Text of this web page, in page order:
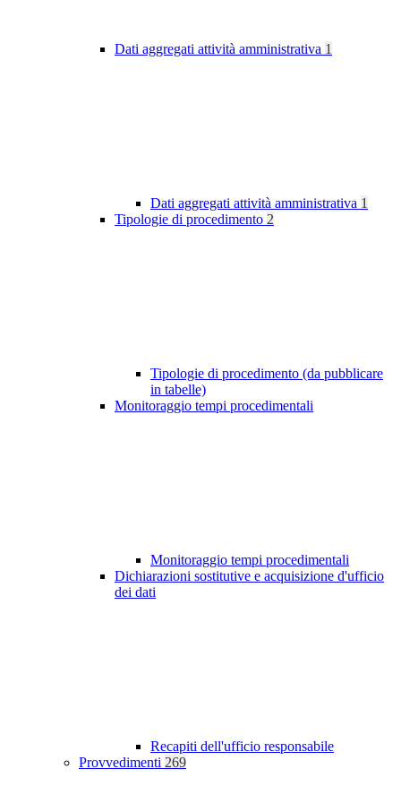
Dati aggregati attività amministrativa 1
Dati aggregati attività amministrativa 1
Tipologie di procedimento 2
Tipologie di procedimento (da pubblicare
in tabelle)
Monitoraggio tempi procedimentali
Monitoraggio tempi procedimentali
Dichiarazioni sostitutive e acquisizione d'ufficio
dei dati
Recapiti dell'ufficio responsabile
Provvedimenti 269